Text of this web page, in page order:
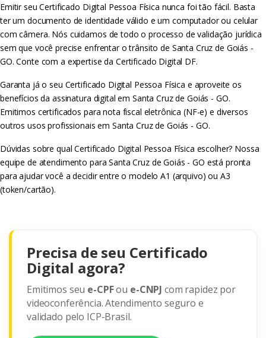
Emitir seu Certificado Digital Pessoa Física nunca foi tão fácil. Basta
ter um documento de identidade válido e um computador ou celular
com câmera. Nós cuidamos de todo o processo de validação jurídica
sem que você precise enfrentar o trânsito de Santa Cruz de Goiás -
GO. Conte com a expertise da Certificado Digital DF.
Garanta já o seu Certificado Digital Pessoa Física e aproveite os
benefícios da assinatura digital em Santa Cruz de Goiás - GO.
Emitimos certificados para nota fiscal eletrônica (NF-e) e diversos
outros usos profissionais em Santa Cruz de Goiás - GO.
Dúvidas sobre qual Certificado Digital Pessoa Física escolher? Nossa
equipe de atendimento para Santa Cruz de Goiás - GO está pronta
para ajudar você a decidir entre o modelo A1 (arquivo) ou A3
(token/cartão).
Precisa de seu Certificado
Digital agora?
Emitimos seu e-CPFou e-CNPJ com rapidez por
videoconferência. Atendimento seguro e
validado pelo ICP-Brasil.